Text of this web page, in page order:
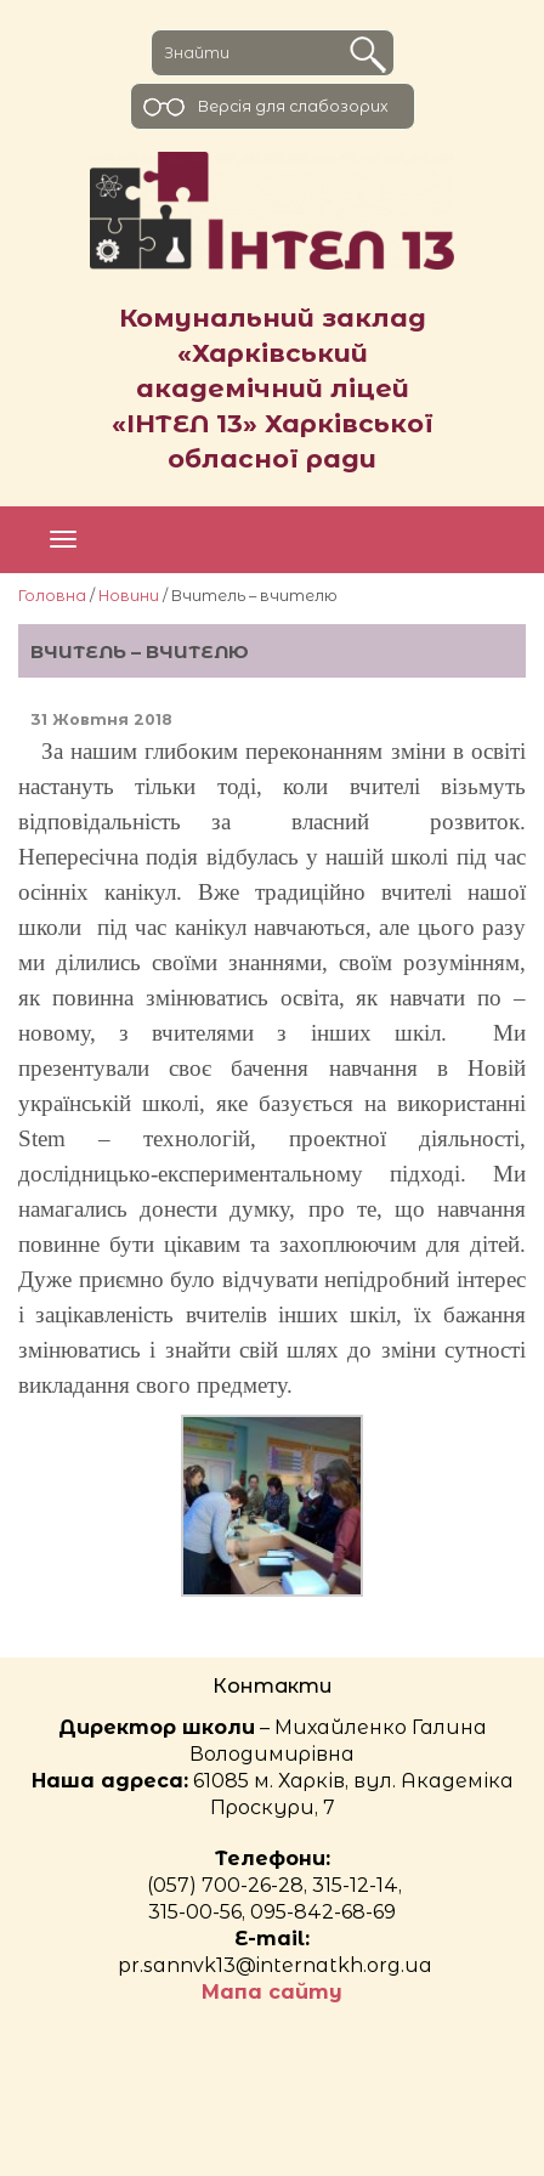
Комунальний заклад
«Харківський
академічний ліцей
«ІНТЕЛ 13» Харківської
обласної ради
Версiя для слабозорих
Головна / Новини / Вчитель – вчителю
ВЧИТЕЛЬ – ВЧИТЕЛЮ
31 Жовтня 2018
За нашим глибоким переконанням зміни в освіті
настануть тільки тоді, коли вчителі візьмуть
відповідальність за власний розвиток.
Непересічна подія відбулась у нашій школі під час
осінніх канікул. Вже традиційно вчителі нашої
школи під час канікул навчаються, але цього разу
ми ділились своїми знаннями, своїм розумінням,
як повинна змінюватись освіта, як навчати по –
новому, з вчителями з інших шкіл. Ми
презентували своє бачення навчання в Новій
українській школі, яке базується на використанні
Stem – технологій, проектної діяльності,
дослідницько-експериментальному підході. Ми
намагались донести думку, про те, що навчання
повинне бути цікавим та захоплюючим для дітей.
Дуже приємно було відчувати непідробний інтерес
і зацікавленість вчителів інших шкіл, їх бажання
змінюватись і знайти свій шлях до зміни сутності
викладання свого предмету.
Контакти
Директор школи – Михайленко Галина
Володимирівна
Наша адреса:61085 м. Харків, вул. Академіка
Проскури, 7
Телефони:
(057) 700-26-28, 315-12-14,
315-00-56, 095-842-68-69
E-mail:
pr.sannvk13@internatkh.org.ua
Мапа сайту